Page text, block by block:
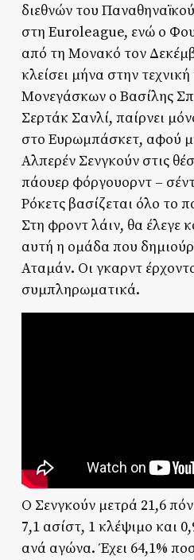
διεθνών του
στη Euroleague, ενώ ο
από τη Μονακό τον
κλείσει μήνα στην
Μονεγάσκων ο Βασίλης
Σερτάκ Σανλί, παίρνει
στο Ευρωμπάσκετ, αφού
Αλπερέν Σενγκούν στις
πάουερ φόργουορντ –
Ρόκετς βασίζεται όλο το
Στη φροντ λάιν, θα έλεγε
αυτή η ομάδα που
Αταμάν. Οι γκαρντ
συμπληρωματικά.
Ο Σενγκούν μετρά 21,6
7,1 ασίστ, 1 κλέψιμο και
ανά αγώνα. Έχει 64,1%